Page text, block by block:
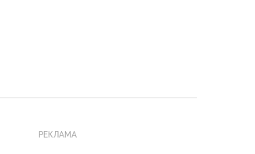
РЕКЛАМА